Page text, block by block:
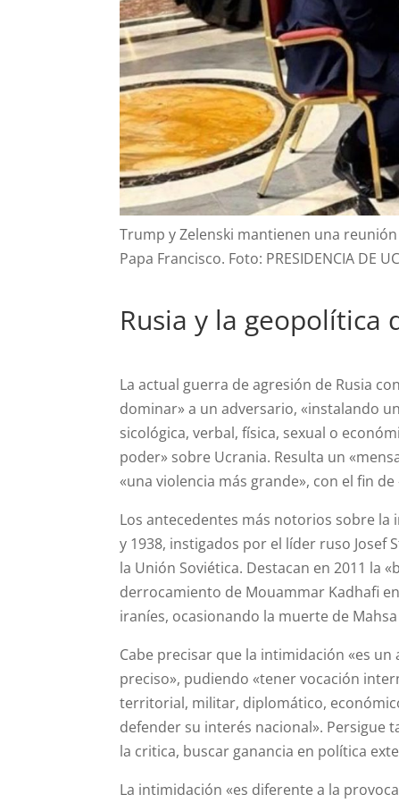
Trump y Zelenski mantienen una
Papa Francisco. Foto: PRESIDENCIA DE
Rusia y la geopolítica
La actual guerra de agresión de Rusia
dominar» a un adversario, «instalando
sicológica, verbal, física, sexual o
poder» sobre Ucrania. Resulta un
«una violencia más grande», con el fin
Los antecedentes más notorios sobre la
y 1938, instigados por el líder ruso
la Unión Soviética. Destacan en 2011 la
derrocamiento de Mouammar Kadhafi
iraníes, ocasionando la muerte de Mahsa
Cabe precisar que la intimidación «es
preciso», pudiendo «tener vocación
territorial, militar, diplomático,
defender su interés nacional». Persigue
la critica, buscar ganancia en política
La intimidación «es diferente a la